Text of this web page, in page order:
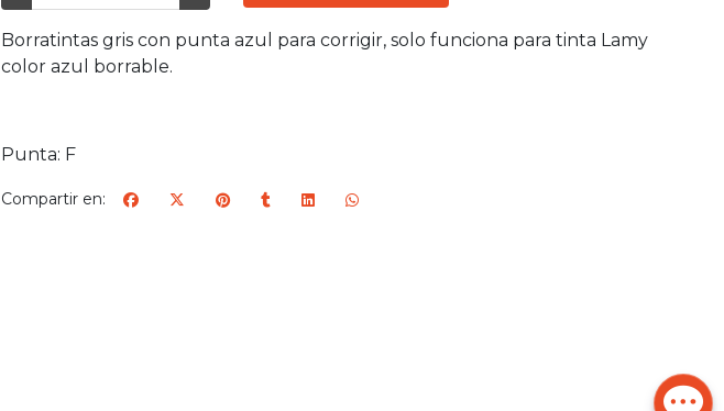
Borratintas gris con punta azul para corrigir, solo funciona para tinta Lamy
color azul borrable.
Punta: F
Compartir en: